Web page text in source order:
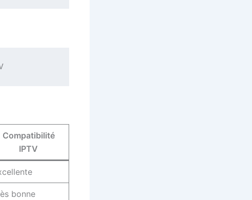
Votre appareil → FAI (voit tout) → Serveur IPTV
Compatibilité
IPTV
bonne